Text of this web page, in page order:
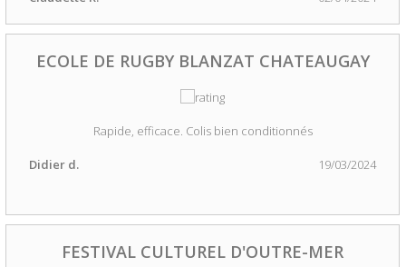
ECOLE DE RUGBY BLANZAT CHATEAUGAY
Rapide, efficace. Colis bien conditionnés
Didier d. 19/03/2024
FESTIVAL CULTUREL D'OUTRE-MER